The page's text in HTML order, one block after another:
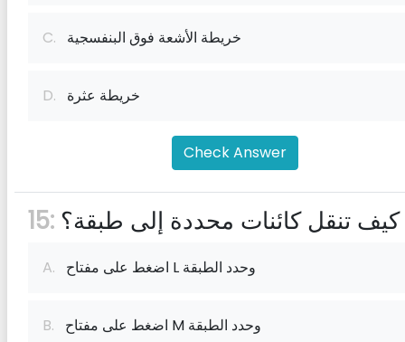
C. خريطة الأشعة فوق البنفسجية
D. خريطة عثرة
Check Answer
15: كيف تنقل كائنات محددة إلى طبقة؟
A. اضغط على مفتاح L وحدد الطبقة
B. اضغط على مفتاح M وحدد الطبقة